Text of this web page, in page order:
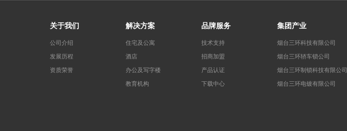
关于我们
公司介绍
发展历程
资质荣誉
解决方案
住宅及公寓
酒店
办公及写字楼
教育机构
品牌服务
技术支持
招商加盟
产品认证
下载中心
集团产业
烟台三环科技有限公司
烟台三环轿车锁公司
烟台三环制锁科技有限公司
烟台三环电镀有限公司